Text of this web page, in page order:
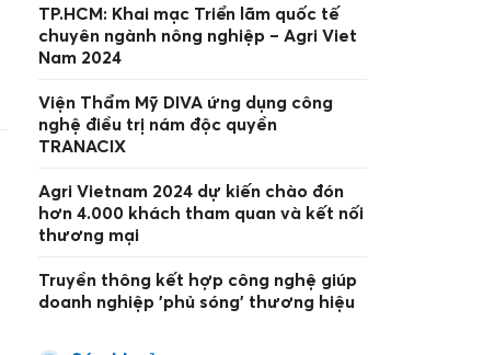
TP.HCM: Khai mạc Triển lãm quốc tế
chuyên ngành nông nghiệp – Agri Viet
Nam 2024
Viện Thẩm Mỹ DIVA ứng dụng công
nghệ điều trị nám độc quyền
TRANACIX
Agri Vietnam 2024 dự kiến chào đón
hơn 4.000 khách tham quan và kết nối
thương mại
Truyền thông kết hợp công nghệ giúp
doanh nghiệp 'phủ sóng' thương hiệu